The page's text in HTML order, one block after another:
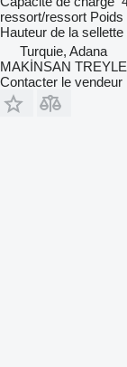
ressort/ressort Poids
Hauteur de la
Turquie, Adana
MAKİNSAN
Contacter le vendeur